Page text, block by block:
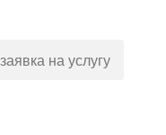
на услугу